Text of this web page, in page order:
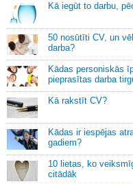
Kā iegūt to darbu,
50 nosūtīti CV, un
darba?
Kādas personiskās
pieprasītas darba
Kā rakstīt CV?
Kādas ir iespējas
gadiem?
10 lietas, ko
citādāk